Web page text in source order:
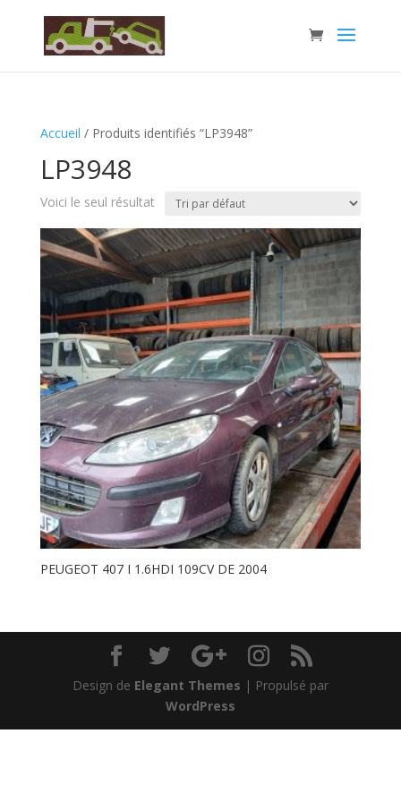
Accueil / Produits identifiés “LP3948”
LP3948
Voici le seul résultat
PEUGEOT 407 I 1.6HDI 109CV DE 2004
Design de Elegant Themes | Propulsé par
WordPress